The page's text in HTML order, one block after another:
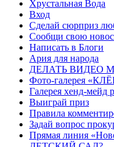
Хрустальная Вода
Вход
Сделай сюрприз
Сообщи свою
Написать в Блоги
Ария для народа
ДЕЛАТЬ ВИДЕО
Фото-галерея
Галерея хенд-мейд
Выиграй приз
Правила
Задай вопрос
Прямая линия